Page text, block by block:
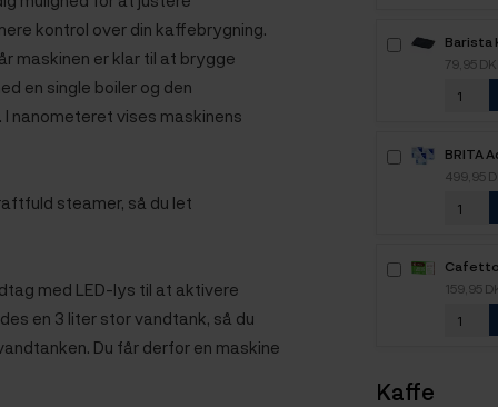
kontrol over din kaffebrygning.
maskinen er klar til at brygge
en single boiler og den
nanometeret vises maskinens
steamer, så du let
med LED-lys til at aktivere
en 3 liter stor vandtank, så du
Du får derfor en maskine
Barista
Sort
79,95
BRITA
499,95
159,95
Kaffe